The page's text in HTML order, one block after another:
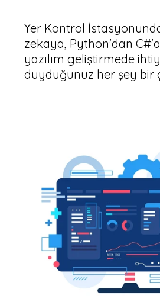
Yer Kontrol
zekaya, Python'dan
yazılım geliştirmede
duyduğunuz her şey bir